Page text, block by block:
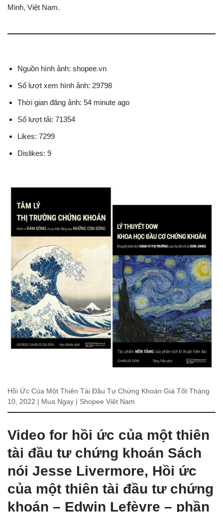
Minh, Việt Nam.
Nguồn hình ảnh: shopee.vn
Số lượt xem hình ảnh: 29798
Thời gian đăng ảnh: 54 minute ago
Số lượt tải: 71354
Likes: 7299
Dislikes: 9
Hồi Ức Của Một Thiên Tài Đầu Tư Chứng Khoán Giá Tốt Tháng
10, 2022 | Mua Ngay | Shopee Việt Nam
Video for hồi ức của một thiên
tài đầu tư chứng khoán Sách
nói Jesse Livermore, Hồi ức
của một thiên tài đầu tư chứng
khoán – Edwin Lefèvre – phần